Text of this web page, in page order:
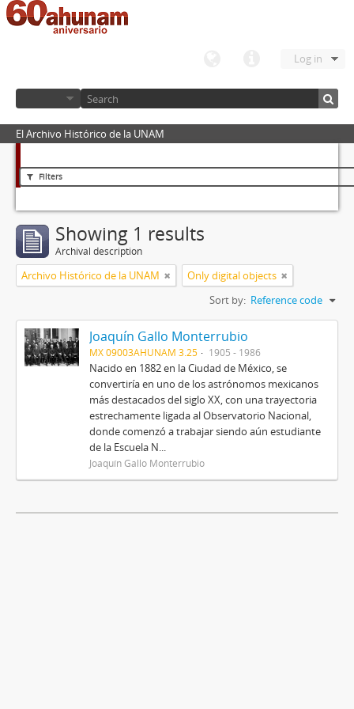
Log in
El Archivo Histórico de la UNAM
Filters
Showing 1 results
Archival description
Archivo Histórico de la UNAM
Only digital objects
Sort by: Reference code
Joaquín Gallo Monterrubio
MX 09003AHUNAM 3.25 1905 - 1986
Nacido en 1882 en la Ciudad de México, se
convertiría en uno de los astrónomos mexicanos
más destacados del siglo XX, con una trayectoria
estrechamente ligada al Observatorio Nacional,
donde comenzó a trabajar siendo aún estudiante
de la Escuela N...
Joaquín Gallo Monterrubio